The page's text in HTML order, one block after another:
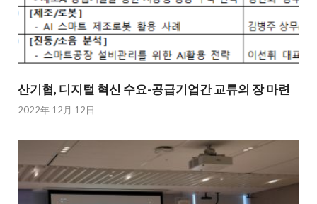
산기협, 디지털 혁신 수요-공급기업간 교류의 장 마련
2022年 12月 12日